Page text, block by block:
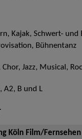
Kajak, Schwert-
Bühnentanz
Jazz, Musical,
A2, B und L
Köln Film/Fernsehen